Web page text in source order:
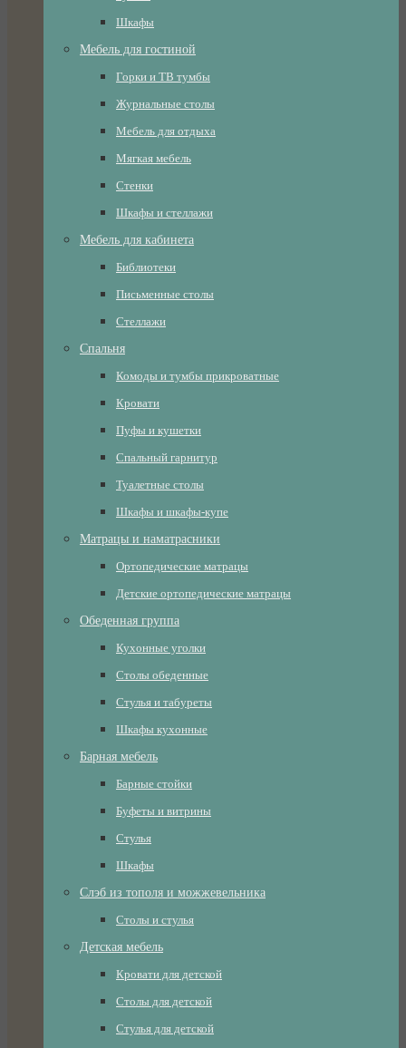
Шкафы
Мебель для гостиной
Горки и ТВ тумбы
Журнальные столы
Мебель для отдыха
Мягкая мебель
Стенки
Шкафы и стеллажи
Мебель для кабинета
Библиотеки
Письменные столы
Стеллажи
Спальня
Комоды и тумбы прикроватные
Кровати
Пуфы и кушетки
Спальный гарнитур
Туалетные столы
Шкафы и шкафы-купе
Матрацы и наматрасники
Ортопедические матрацы
Детские ортопедические матрацы
Обеденная группа
Кухонные уголки
Столы обеденные
Стулья и табуреты
Шкафы кухонные
Барная мебель
Барные стойки
Буфеты и витрины
Стулья
Шкафы
Слэб из тополя и можжевельника
Столы и стулья
Детская мебель
Кровати для детской
Столы для детской
Стулья для детской